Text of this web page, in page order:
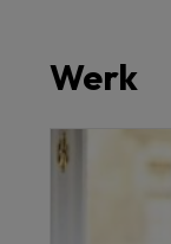
Werk